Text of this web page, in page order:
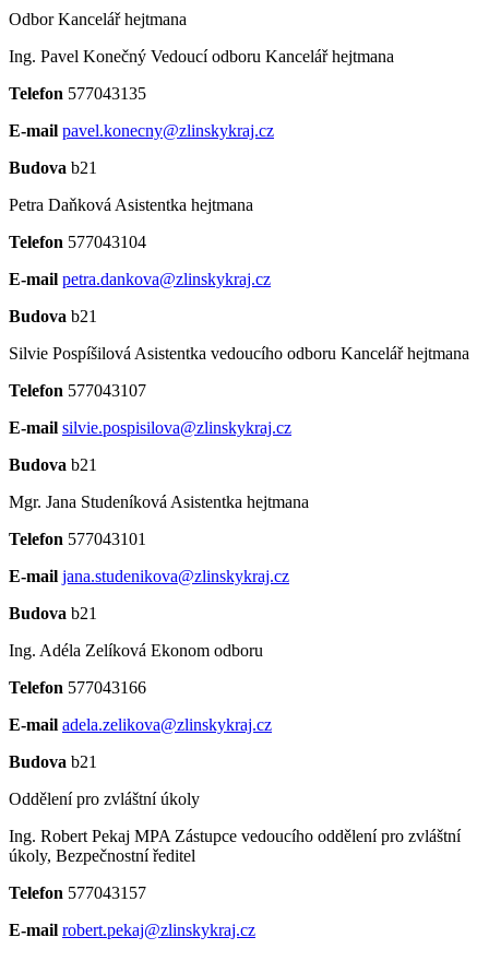
Odbor Kancelář hejtmana
Ing. Pavel Konečný Vedoucí odboru Kancelář hejtmana
Telefon 577043135
E-mail pavel.konecny@zlinskykraj.cz
Budova b21
Petra Daňková Asistentka hejtmana
Telefon 577043104
E-mail petra.dankova@zlinskykraj.cz
Budova b21
Silvie Pospíšilová Asistentka vedoucího odboru Kancelář hejtmana
Telefon 577043107
E-mail silvie.pospisilova@zlinskykraj.cz
Budova b21
Mgr. Jana Studeníková Asistentka hejtmana
Telefon 577043101
E-mail jana.studenikova@zlinskykraj.cz
Budova b21
Ing. Adéla Zelíková Ekonom odboru
Telefon 577043166
E-mail adela.zelikova@zlinskykraj.cz
Budova b21
Oddělení pro zvláštní úkoly
Ing. Robert Pekaj MPA Zástupce vedoucího oddělení pro zvláštní
úkoly, Bezpečnostní ředitel
Telefon 577043157
E-mail robert.pekaj@zlinskykraj.cz